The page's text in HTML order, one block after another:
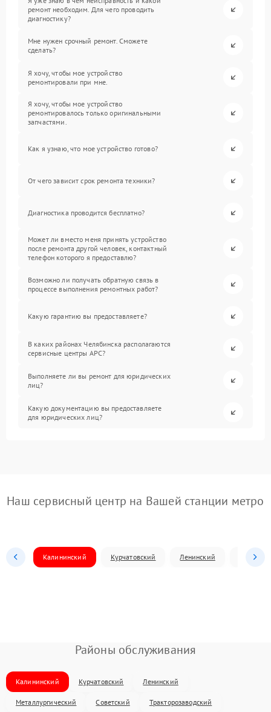
ремонт необходим. Для чего проводить
диагностику?
Мне нужен срочный ремонт. Сможете
сделать?
Я хочу, чтобы мое устройство
ремонтировали при мне.
Я хочу, чтобы мое устройство
ремонтировалось только оригинальными
запчастями.
Как я узнаю, что мое устройство готово?
От чего зависит срок ремонта техники?
Диагностика проводится бесплатно?
Может ли вместо меня принять устройство
после ремонта другой человек, контактный
телефон которого я предоставлю?
Возможно ли получать обратную связь в
процессе выполнения ремонтных работ?
Какую гарантию вы предоставляете?
В каких районах Челябинска располагаются
сервисные центры APC?
Выполняете ли вы ремонт для юридических
лиц?
Какую документацию вы предоставляете
для юридических лиц?
Наш сервисный центр на Вашей станции метро
Калининский Курчатовский Ленинский
Районы обслуживания
Калининский Курчатовский Ленинский
Металлургический Советский Тракторозаводский